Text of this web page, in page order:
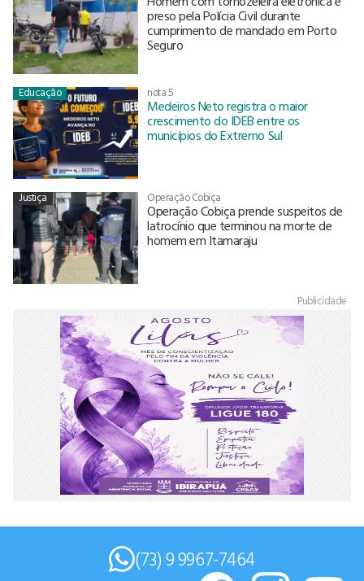
preso pela Polícia Civil durante
cumprimento de mandado em Porto
Seguro
Educação nota 5
Medeiros Neto registra o maior
crescimento do IDEB entre os
municípios do Extremo Sul
Justiça Operação Cobiça
Operação Cobiça prende suspeitos de
latrocínio que terminou na morte de
homem em Itamaraju
Publicidade
(73) 9 9967-7464